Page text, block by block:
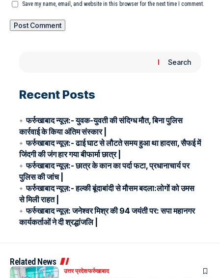
Save my name, email, and website in this browser for the next time I comment.
Search
Recent Posts
फर्रुखाबाद न्यूज़:- युवक-युवती की संदिग्ध मौत, बिना पुलिस
कार्रवाई के किया अंतिम संस्कार |
फर्रुखाबाद न्यूज़:- ढाई घाट से लौटते समय हुआ था हादसा, सैफई में
जिंदगी की जंग हार गया बीफार्मा छात्र |
फर्रुखाबाद न्यूज़:- छात्र के कान का पर्दा फटा, प्रधानाचार्य पर
पुलिस की जांच |
फर्रुखाबाद न्यूज़:- हल्की बूंदाबांदी से मौसम बदला:लोगों को उमस
से मिली राहत |
फर्रुखाबाद न्यूज़: जनेश्वर मिश्र की 94 जयंती पर: सपा महानगर
कार्यकर्ताओं ने दी श्रद्धांजलि |
Related News
उत्तर प्रदेशफर्रुखाबाद